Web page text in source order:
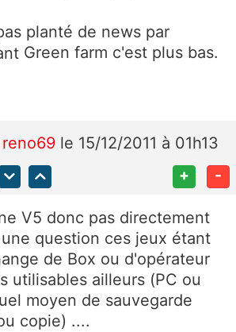
planté de news par
Green farm c'est plus bas.
reno69 le 15/12/2011 à 01h13
+ -
V5 donc pas directement
question ces jeux étant
de Box ou d'opérateur
utilisables ailleurs (PC ou
moyen de sauvegarde
copie) ....